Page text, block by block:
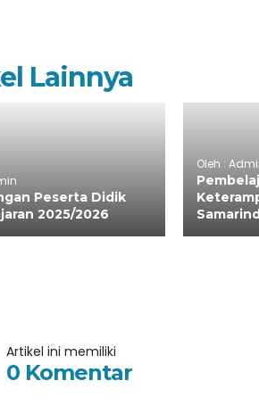
Lainnya
Peserta Didik
2025/2026
Oleh :
Artikel ini memiliki
0 Komentar